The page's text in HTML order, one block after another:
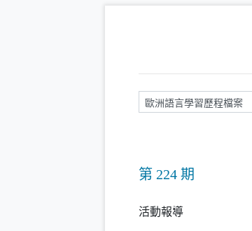
請輸入關鍵字
第 224 期
活動報導